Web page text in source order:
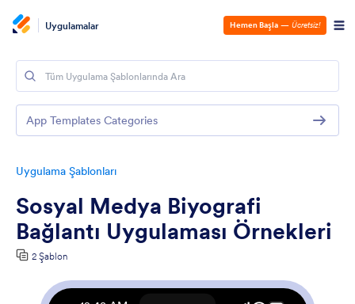
Uygulamalar Hemen Başla — Ücretsiz!
Uygulama Şablonları
Sosyal Medya Biyografi
Bağlantı Uygulaması Örnekleri
2 Şablon
App Templates Categories